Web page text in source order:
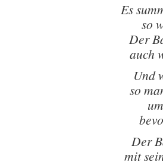
Es
so
Der
auch
Und
so
Der
mit